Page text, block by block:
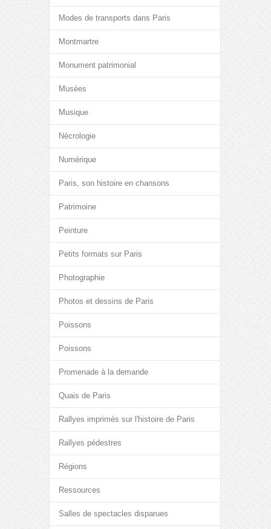
Modes de transports dans Paris
Montmartre
Monument patrimonial
Musées
Musique
Nécrologie
Numérique
Paris, son histoire en chansons
Patrimoine
Peinture
Petits formats sur Paris
Photographie
Photos et dessins de Paris
Poissons
Poissons
Promenade à la demande
Quais de Paris
Rallyes imprimés sur l'histoire de Paris
Rallyes pédestres
Régions
Ressources
Salles de spectacles disparues